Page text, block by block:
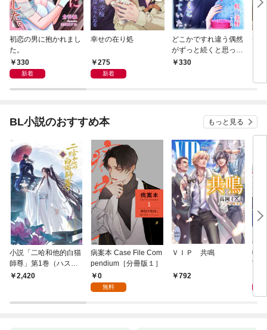
初恋の男に抱かれまし
た。
330
新着
幸せの在り処
275
新着
どこかですれ違う偶然
がずっと続くと思って
いた330
チ
BL小説のおすすめ本 もっと見る
小説「二哈和他的白猫
師尊」第1巻（ハスキ
ーとかれのしろねこし
2,420
病案本 Case File Com
pendium［分冊版１］
0
無料
ＶＩＰ 共鳴
792
転
寵